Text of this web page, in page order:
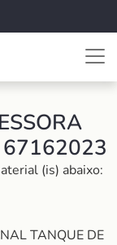
67162023
(is) abaixo:
TANQUE DE